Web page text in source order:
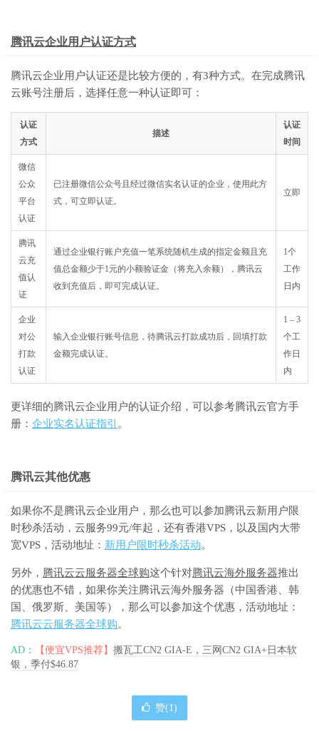
腾讯云企业用户认证方式
腾讯云企业用户认证还是比较方便的，有3种方式。在完成腾讯
云账号注册后，选择任意一种认证即可：
认证
方式
描述
认证
时间
微信
公众
平台
认证
已注册微信公众号且经过微信实名认证的企业，使用此方
式，可立即认证。
立即
腾讯
云充
值认
证
通过企业银行账户充值一笔系统随机生成的指定金额且充
值总金额少于1元的小额验证金（将充入余额），腾讯云
收到充值后，即可完成认证。
1个
工作
日内
企业
对公
打款
认证
输入企业银行账号信息，待腾讯云打款成功后，回填打款
金额完成认证。
1 – 3
个工
作日
内
更详细的腾讯云企业用户的认证介绍，可以参考腾讯云官方手
册： 企业实名认证指引 。
腾讯云其他优惠
如果你不是腾讯云企业用户，那么也可以参加腾讯云新用户限
时秒杀活动，云服务99元/年起，还有香港VPS，以及国内大带
宽VPS，活动地址： 新用户限时秒杀活动。
另外， 腾讯云云服务器全球购这个针对腾讯云海外服务器推出
的优惠也不错，如果你关注腾讯云海外服务器（中国香港、韩
国、俄罗斯、美国等），那么可以参加这个优惠，活动地址：
腾讯云云服务器全球购。
AD： 【便宜VPS推荐】 搬瓦工CN2 GIA-E，三网CN2 GIA+日本软
银，季付$46.87
赞(1 )